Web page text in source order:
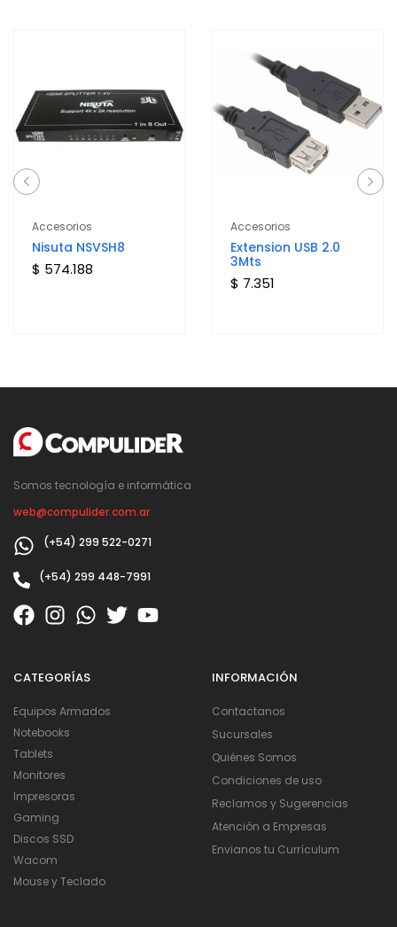
Accesorios
Nisuta NSVSH8
$ 574.188
Accesorios
Extension USB 2.0
3Mts
$ 7.351
Somos tecnología e informática
web@compulider.com.ar
(+54) 299 522-0271
(+54) 299 448-7991
CATEGORÍAS
Equipos Armados
Notebooks
Tablets
Monitores
Impresoras
Gaming
Discos SSD
Wacom
Mouse y Teclado
INFORMACIÓN
Contactanos
Sucursales
Quiénes Somos
Condiciones de uso
Reclamos y Sugerencias
Atención a Empresas
Envianos tu Currículum